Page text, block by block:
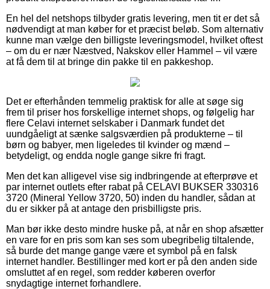
En hel del netshops tilbyder gratis levering, men tit er det så
nødvendigt at man køber for et præcist beløb. Som alternativ
kunne man vælge den billigste leveringsmodel, hvilket oftest
– om du er nær Næstved, Nakskov eller Hammel – vil være
at få dem til at bringe din pakke til en pakkeshop.
Det er efterhånden temmelig praktisk for alle at søge sig
frem til priser hos forskellige internet shops, og følgelig har
flere Celavi internet selskaber i Danmark fundet det
uundgåeligt at sænke salgsværdien på produkterne – til
børn og babyer, men ligeledes til kvinder og mænd –
betydeligt, og endda nogle gange sikre fri fragt.
Men det kan alligevel vise sig indbringende at efterprøve et
par internet outlets efter rabat på CELAVI BUKSER 330316
3720 (Mineral Yellow 3720, 50) inden du handler, sådan at
du er sikker på at antage den prisbilligste pris.
Man bør ikke desto mindre huske på, at når en shop afsætter
en vare for en pris som kan ses som ubegribelig tiltalende,
så burde det mange gange være et symbol på en falsk
internet handler. Bestillinger med kort er på den anden side
omsluttet af en regel, som redder køberen overfor
snydagtige internet forhandlere.